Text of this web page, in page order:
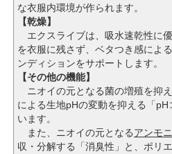
な衣服内環境が作られます。
【乾燥】
エクスライブは、吸水速乾性に
を衣服に残さず、ベタつき感によ
ンディションをサポートします。
【その他の機能】
ニオイの元となる菌の増殖を抑
による生地pHの変動を抑える「
います。
また、ニオイの元となるアンモ
収・分解する「消臭性」と、ポリ